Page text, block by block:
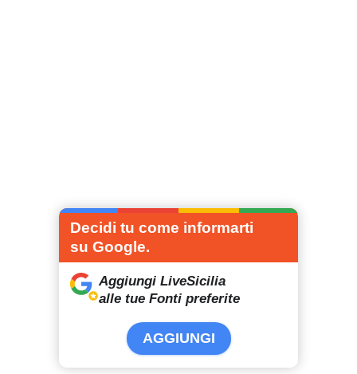
Decidi tu come informarti
su Google.
Aggiungi LiveSicilia
alle tue Fonti preferite
AGGIUNGI